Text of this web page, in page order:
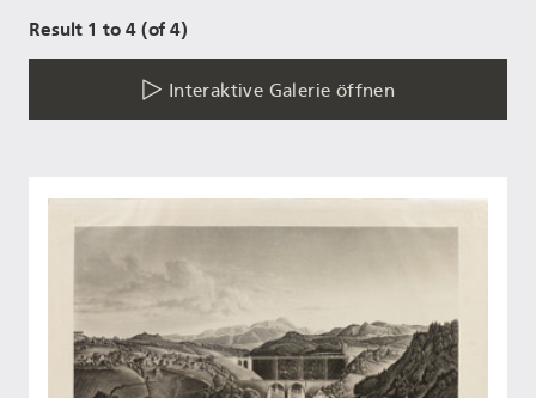
Result 1 to 4 (of 4)
Interaktive Galerie öffnen